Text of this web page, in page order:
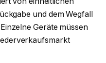
und dem Wegfall
Geräte müssen